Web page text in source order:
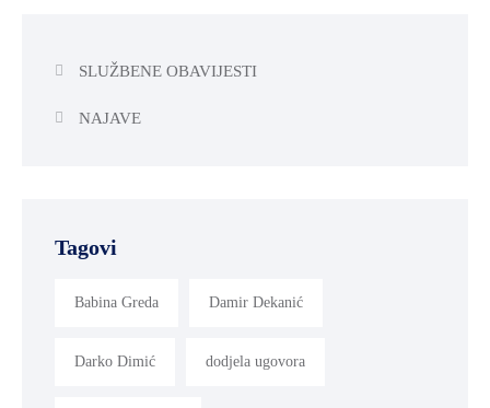
SLUŽBENE OBAVIJESTI
NAJAVE
Tagovi
Babina Greda Damir Dekanić
Darko Dimić dodjela ugovora